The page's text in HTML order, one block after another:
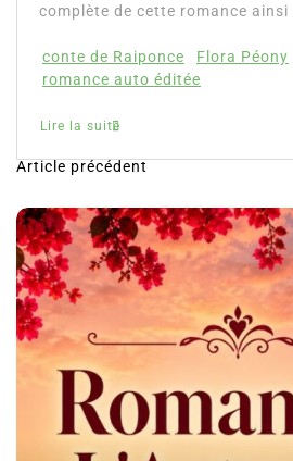
complète de cette romance ainsi
conte de Raiponce
Flora Péony
romance auto éditée
Lire la suite
N
a
v
i
g
a
t
Article précédent